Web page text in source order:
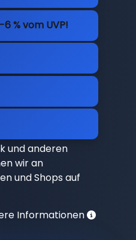
-6 % vom UVP!
und anderen
wir an
und Shops auf
Informationen